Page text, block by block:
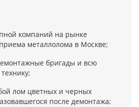
компаний на рынке
металлолома в Москве;
бригады и всю
лом цветных и черных
после демонтажа;